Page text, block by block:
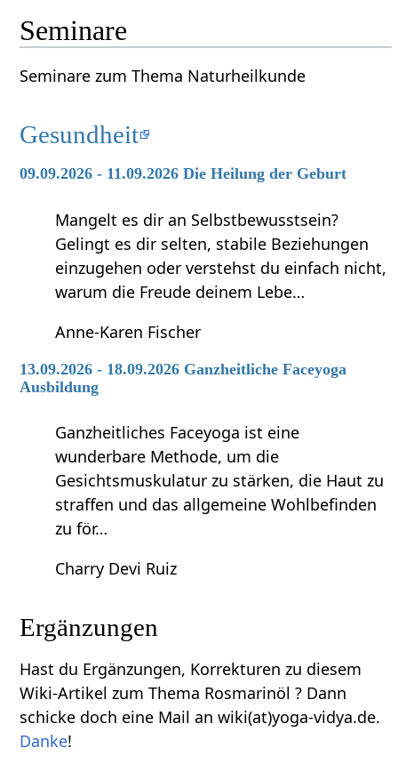
Seminare
Seminare zum Thema Naturheilkunde
Gesundheit
09.09.2026 - 11.09.2026 Die Heilung der Geburt
Mangelt es dir an Selbstbewusstsein?
Gelingt es dir selten, stabile Beziehungen
einzugehen oder verstehst du einfach nicht,
warum die Freude deinem Lebe…
Anne-Karen Fischer
13.09.2026 - 18.09.2026 Ganzheitliche Faceyoga
Ausbildung
Ganzheitliches Faceyoga ist eine
wunderbare Methode, um die
Gesichtsmuskulatur zu stärken, die Haut zu
straffen und das allgemeine Wohlbefinden
zu för…
Charry Devi Ruiz
Ergänzungen
Hast du Ergänzungen, Korrekturen zu diesem
Wiki-Artikel zum Thema Rosmarinöl ? Dann
schicke doch eine Mail an wiki(at)yoga-vidya.de.
Danke!